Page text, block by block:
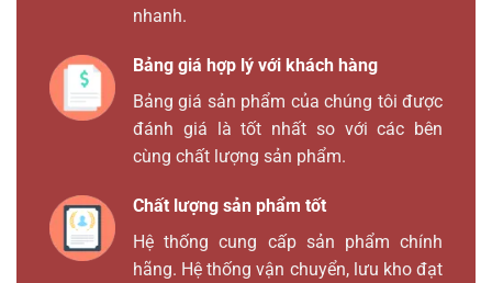
nhanh.
Bảng giá hợp lý với khách hàng
Bảng giá sản phẩm của chúng tôi được
đánh giá là tốt nhất so với các bên
cùng chất lượng sản phẩm.
Chất lượng sản phẩm tốt
Hệ thống cung cấp sản phẩm chính
hãng. Hệ thống vận chuyển, lưu kho đạt